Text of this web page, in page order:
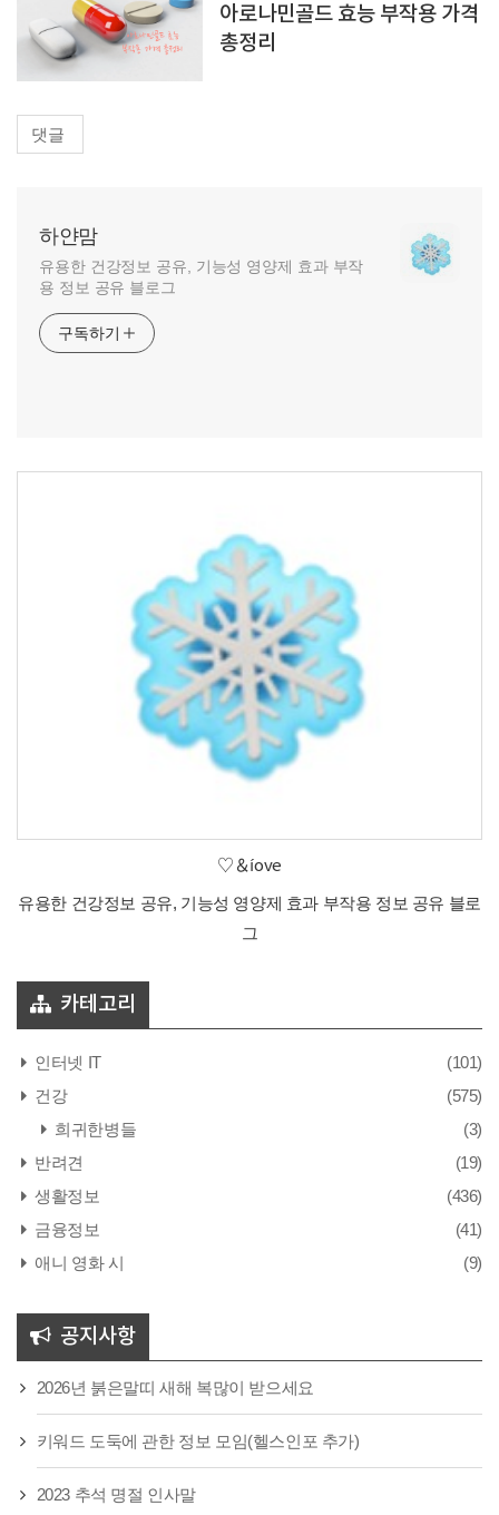
아로나민골드 효능 부작용 가격
총정리
댓글
하얀맘
유용한 건강정보 공유, 기능성 영양제 효과 부작
용 정보 공유 블로그
구독하기
♡＆íove
유용한 건강정보 공유, 기능성 영양제 효과 부작용 정보 공유 블로
그
카테고리
인터넷 IT
(101)
건강
(575)
희귀한병들
(3)
반려견
(19)
생활정보
(436)
금융정보
(41)
애니 영화 시
(9)
공지사항
2026년 붉은말띠 새해 복많이 받으세요
키워드 도둑에 관한 정보 모임(헬스인포 추가)
2023 추석 명절 인사말